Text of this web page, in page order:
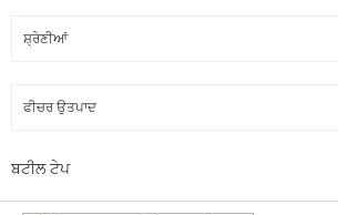
ਸ਼੍ਰੇਣੀਆਂ
ਫੀਚਰ ਉਤਪਾਦ
ਬਟੀਲ ਟੇਪ